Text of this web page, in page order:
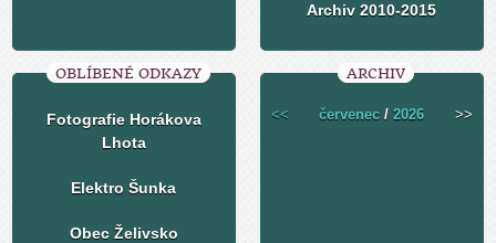
Archiv 2010-2015
OBLÍBENÉ ODKAZY
Fotografie Horákova
Lhota
Elektro Šunka
Obec Želivsko
ARCHIV
<< červenec /2026 >>